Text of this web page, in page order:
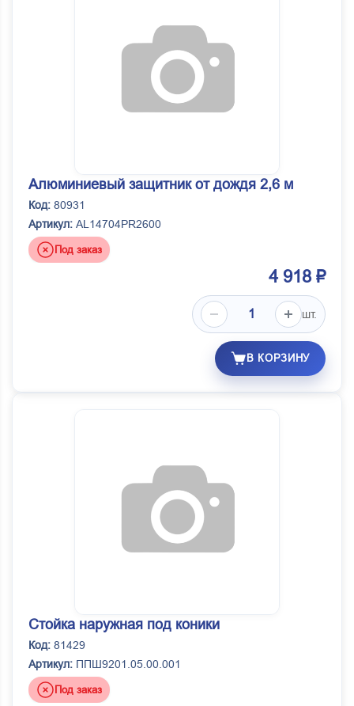
Алюминиевый защитник от дождя 2,6 м
Код: 80931
Артикул: AL14704PR2600
Под заказ
4 918 ₽
шт.
В КОРЗИНУ
Стойка наружная под коники
Код: 81429
Артикул: ППШ9201.05.00.001
Под заказ